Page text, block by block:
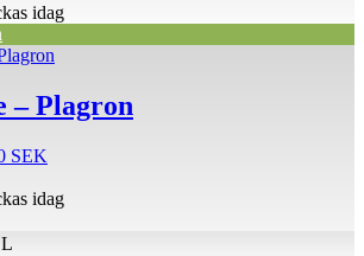
idag
– Plagron
SEK
till
idag